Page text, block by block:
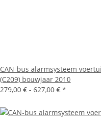
CAN-bus alarmsysteem
(C209) bouwjaar 2010
279,00 € - 627,00 € *